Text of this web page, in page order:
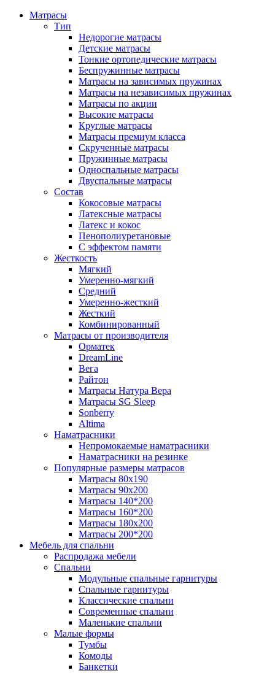
Матрасы
Тип
Недорогие матрасы
Детские матрасы
Тонкие ортопедические матрасы
Беспружинные матрасы
Матрасы на зависимых пружинах
Матрасы на независимых пружинах
Матрасы по акции
Высокие матрасы
Круглые матрасы
Матрасы премиум класса
Скрученные матрасы
Пружинные матрасы
Односпальные матрасы
Двуспальные матрасы
Состав
Кокосовые матрасы
Латексные матрасы
Латекс и кокос
Пенополиуретановые
С эффектом памяти
Жесткость
Мягкий
Умеренно-мягкий
Средний
Умеренно-жесткий
Жесткий
Комбинированный
Матрасы от производителя
Орматек
DreamLine
Вега
Райтон
Матрасы Натура Вера
Матрасы SG Sleep
Sonberry
Altima
Наматрасники
Непромокаемые наматрасники
Наматрасники на резинке
Популярные размеры матрасов
Матрасы 80x190
Матрасы 90x200
Матрасы 140*200
Матрасы 160*200
Матрасы 180x200
Матрасы 200*200
Мебель для спальни
Распродажа мебели
Спальни
Модульные спальные гарнитуры
Спальные гарнитуры
Классические спальни
Современные спальни
Маленькие спальни
Малые формы
Тумбы
Комоды
Банкетки